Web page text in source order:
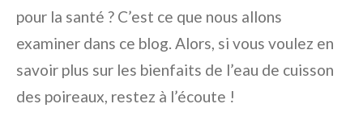
pour la santé ? C’est ce que nous allons
examiner dans ce blog. Alors, si vous voulez en
savoir plus sur les bienfaits de l’eau de cuisson
des poireaux, restez à l’écoute !